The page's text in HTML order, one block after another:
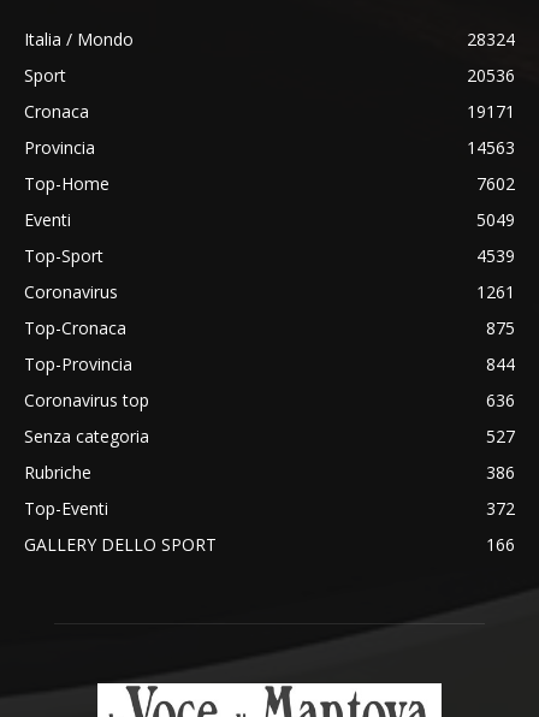
Italia / Mondo
28324
Sport
20536
Cronaca
19171
Provincia
14563
Top-Home
7602
Eventi
5049
Top-Sport
4539
Coronavirus
1261
Top-Cronaca
875
Top-Provincia
844
Coronavirus top
636
Senza categoria
527
Rubriche
386
Top-Eventi
372
GALLERY DELLO SPORT
166